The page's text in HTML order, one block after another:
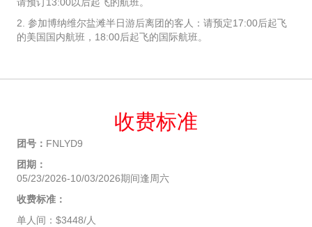
2. 参加博纳维尔盐滩半日游后离团的客人：请预定17:00后起飞
的美国国内航班，18:00后起飞的国际航班。
收费标准
团号： FNLYD9
团期：
05/23/2026-10/03/2026期间逢周六
收费标准：
单人间：$3448/人